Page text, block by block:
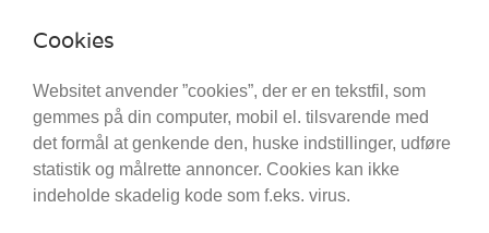
Cookies
Websitet anvender ”cookies”, der er en tekstfil, som
gemmes på din computer, mobil el. tilsvarende med
det formål at genkende den, huske indstillinger, udføre
statistik og målrette annoncer. Cookies kan ikke
indeholde skadelig kode som f.eks. virus.